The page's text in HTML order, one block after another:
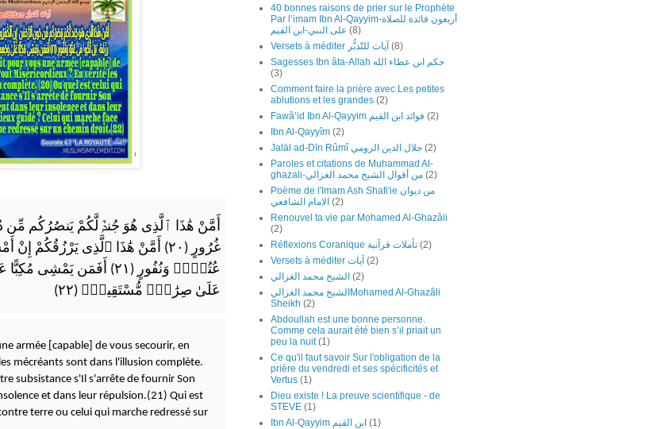
أَمَّنْ هَٰذَا ٱلَّذِى هُوَ جُندٌۭ لَّكُمْ يَنصُرُكُم
غُرُورٍ (٢٠) أَمَّنْ هَٰذَا ٱلَّذِى يَرْزُقُكُمْ إِنْ أَمْسَكَ رِزْقَهُۥ
عُتُوٍّۢ وَنُفُورٍ (٢١) أَفَمَن
عَلَىٰ صِرَٰطٍۢ مُّسْتَقِيمٍۢ (٢٢)
armée [capable] de vous secourir, en
mécréants sont dans l'illusion complète.
subsistance s'Il s'arrête de fournir Son
et dans leur répulsion.(21) Qui est
terre ou celui qui marche redressé sur
40 bonnes raisons de prier sur le Prophète
Par l’imam Ibn Al-Qayyim-أربعون فائدة للصلاة
على النبي-ابن القيم (8)
Versets à méditer آيات للتّدبُّر (8)
Sagesses Ibn âta-Allah حكم ابن عطاء الله
(3)
Comment faire la prière avec Les petites
ablutions et les grandes (2)
Fawâ’id Ibn Al-Qayyim فوائد ابن القيم (2)
Ibn Al-Qayyîm (2)
Jalāl ad-Dīn Rûmî جلال الدين الرومي (2)
Paroles et citations de Muhammad Al-
ghazali-من أقوال الشيخ محمد الغزالي (2)
Poème de l'Imam Ash Shafi'ie من ديوان
الامام الشافعي (2)
Renouvel ta vie par Mohamed Al-Ghazâli
(2)
Réflexions Coranique تأملات قرآنية (2)
Versets à méditer آيات (2)
الشيخ محمد الغزالي (2)
الشيخ محمد الغزاليMohamed Al-Ghazâli
Sheikh (2)
Abdoullah est une bonne personne.
Comme cela aurait été bien s’il priait un
peu la nuit (1)
Ce qu'il faut savoir Sur l'obligation de la
prière du vendredi et ses spécificités et
Vertus (1)
Dieu existe ! La preuve scientifique - de
STEVE (1)
Ibn Al-Qayyim ابن القيم (1)